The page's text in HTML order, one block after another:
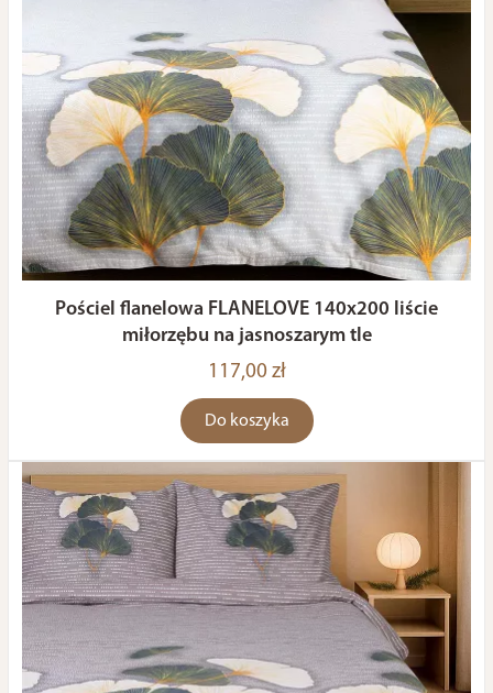
Pościel flanelowa FLANELOVE 140x200 liście
miłorzębu na jasnoszarym tle
117,00 zł
Do koszyka